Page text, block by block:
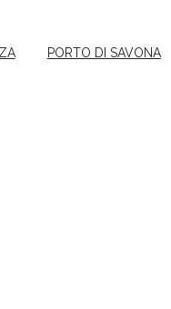
PORTO DI SAVONA